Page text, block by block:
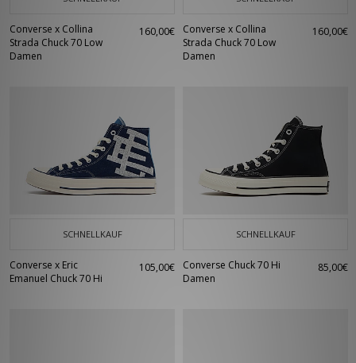
Converse x Collina
Strada Chuck 70 Low
Damen
160,00€
Converse x Collina
Strada Chuck 70 Low
Damen
160,00€
SCHNELLKAUF
Converse x Eric
Emanuel Chuck 70 Hi
105,00€
SCHNELLKAUF
Converse Chuck 70 Hi
Damen
85,00€